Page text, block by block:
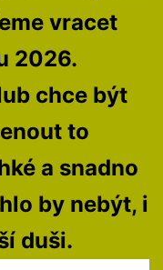
vracet
2026.
chce být
to
a snadno
by nebýt, i
duši.